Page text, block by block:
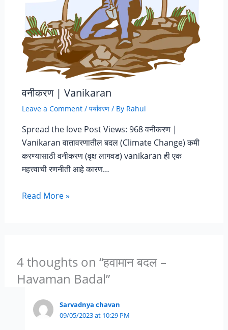
वनीकरण | Vanikaran
Leave a Comment / पर्यावरण/ By Rahul
Spread the love Post Views: 968 वनीकरण |
Vanikaran वातावरणातील बदल (Climate Change) कमी
करण्यासाठी वनीकरण (वृक्ष लागवड) vanikaran ही एक
महत्त्वाची रणनीती आहे कारण…
Read More »
4 thoughts on “हवामान बदल –
Havaman Badal”
Sarvadnya chavan
09/05/2023 at 10:29 PM